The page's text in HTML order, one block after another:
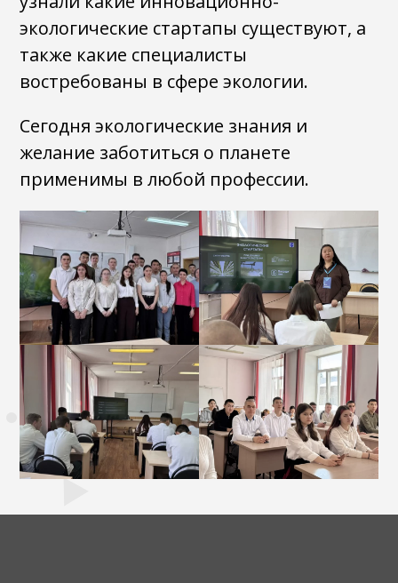
экологические стартапы существуют, а
также какие специалисты
востребованы в сфере экологии.
Сегодня экологические знания и
желание заботиться о планете
применимы в любой профессии.